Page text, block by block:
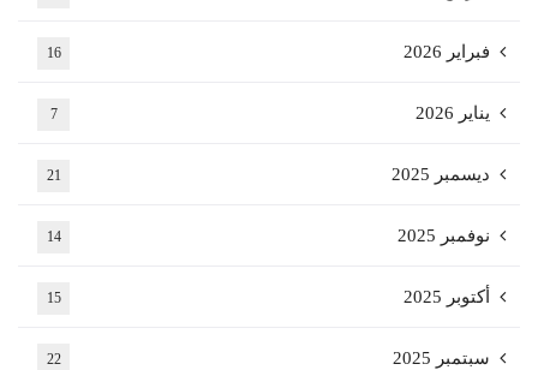
فبراير 2026 16
يناير 2026 7
ديسمبر 2025 21
نوفمبر 2025 14
أكتوبر 2025 15
سبتمبر 2025 22